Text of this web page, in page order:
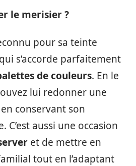
le merisier ?
pour sa teinte
s’accorde parfaitement
de couleurs. En le
lui redonner une
conservant son
C’est aussi une occasion
et de mettre en
tout en l’adaptant